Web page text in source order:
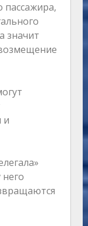
значит
и